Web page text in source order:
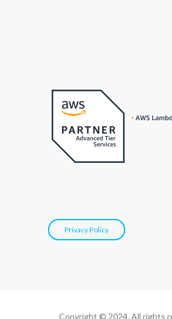
Privacy Policy
Copyright © 2024. All rights